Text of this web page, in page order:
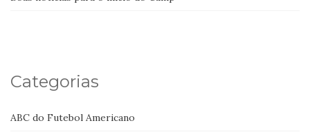
Categorias
ABC do Futebol Americano